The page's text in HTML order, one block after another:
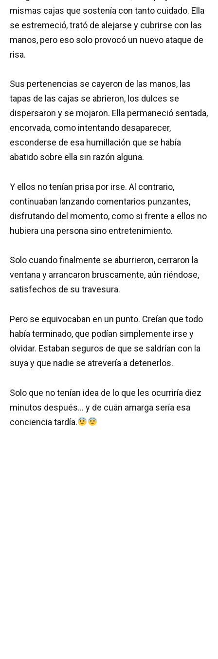
mismas cajas que sostenía con tanto cuidado. Ella
se estremeció, trató de alejarse y cubrirse con las
manos, pero eso solo provocó un nuevo ataque de
risa.
Sus pertenencias se cayeron de las manos, las
tapas de las cajas se abrieron, los dulces se
dispersaron y se mojaron. Ella permaneció sentada,
encorvada, como intentando desaparecer,
esconderse de esa humillación que se había
abatido sobre ella sin razón alguna.
Y ellos no tenían prisa por irse. Al contrario,
continuaban lanzando comentarios punzantes,
disfrutando del momento, como si frente a ellos no
hubiera una persona sino entretenimiento.
Solo cuando finalmente se aburrieron, cerraron la
ventana y arrancaron bruscamente, aún riéndose,
satisfechos de su travesura.
Pero se equivocaban en un punto. Creían que todo
había terminado, que podían simplemente irse y
olvidar. Estaban seguros de que se saldrían con la
suya y que nadie se atrevería a detenerlos.
Solo que no tenían idea de lo que les ocurriría diez
minutos después… y de cuán amarga sería esa
conciencia tardía.